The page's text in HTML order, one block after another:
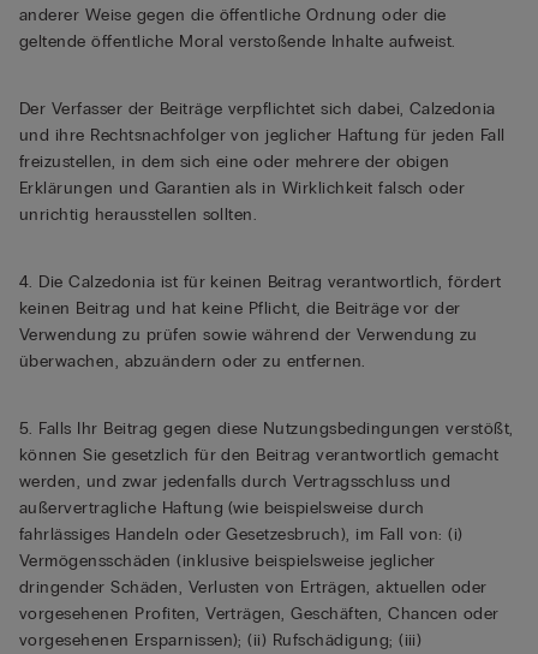
anderer Weise gegen die öffentliche Ordnung oder die
geltende öffentliche Moral verstoßende Inhalte aufweist.
Der Verfasser der Beiträge verpflichtet sich dabei, Calzedonia
und ihre Rechtsnachfolger von jeglicher Haftung für jeden Fall
freizustellen, in dem sich eine oder mehrere der obigen
Erklärungen und Garantien als in Wirklichkeit falsch oder
unrichtig herausstellen sollten.
4. Die Calzedonia ist für keinen Beitrag verantwortlich, fördert
keinen Beitrag und hat keine Pflicht, die Beiträge vor der
Verwendung zu prüfen sowie während der Verwendung zu
überwachen, abzuändern oder zu entfernen.
5. Falls Ihr Beitrag gegen diese Nutzungsbedingungen verstößt,
können Sie gesetzlich für den Beitrag verantwortlich gemacht
werden, und zwar jedenfalls durch Vertragsschluss und
außervertragliche Haftung (wie beispielsweise durch
fahrlässiges Handeln oder Gesetzesbruch), im Fall von: (i)
Vermögensschäden (inklusive beispielsweise jeglicher
dringender Schäden, Verlusten von Erträgen, aktuellen oder
vorgesehenen Profiten, Verträgen, Geschäften, Chancen oder
vorgesehenen Ersparnissen); (ii) Rufschädigung; (iii)